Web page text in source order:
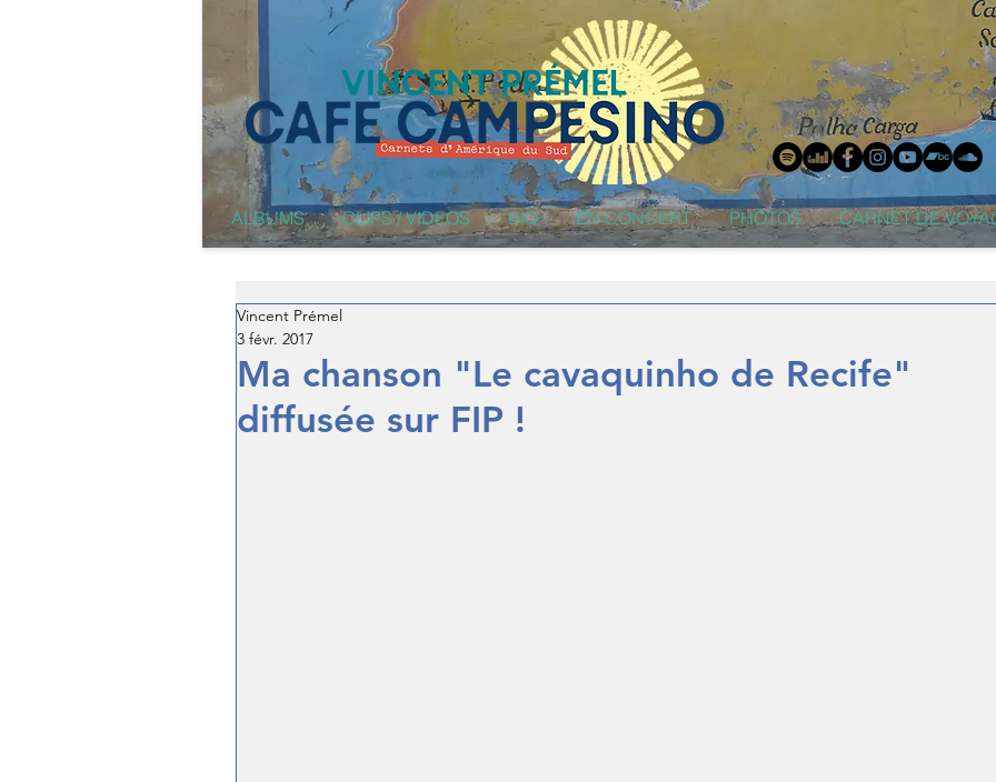
ALBUMS CLIPS / VIDEOS BIO EN CONCERT PHOTOS CARNET DE
Ma chanson "Le cavaquinho de Recife"
diffusée sur FIP !
Vincent Prémel
3 févr. 2017